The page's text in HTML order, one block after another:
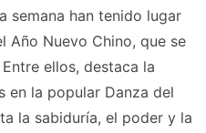
semana han tenido lugar
Año Nuevo Chino, que se
ellos, destaca la
en la popular Danza del
la sabiduría, el poder y la